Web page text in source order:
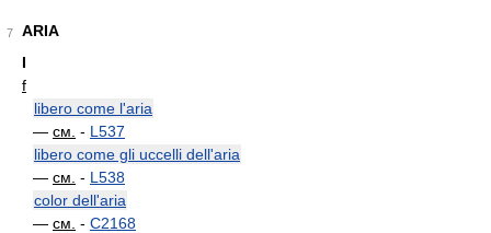
7
ARIA
I
f
libero come l'aria
— см. - L537
libero come gli uccelli dell'aria
— см. - L538
color dell'aria
— см. - C2168